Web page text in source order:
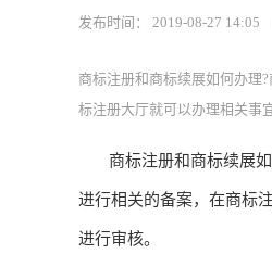
发布时间： 2019-08-27 14:05
商标注册和商标续展如何办理
标注册大厅就可以办理相关事宜
商标注册和商标续展如
进行相关的备案，在商标
进行审核。